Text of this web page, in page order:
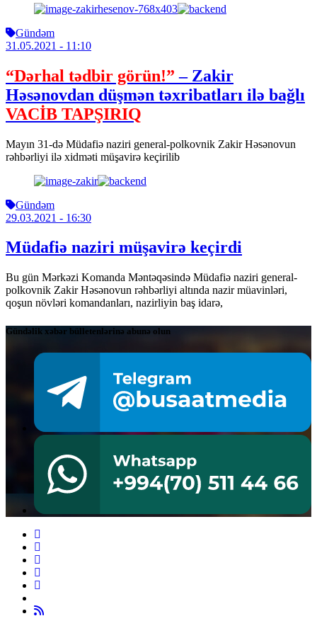
Gündəm
31.05.2021 - 11:10
“Dərhal tədbir görün!” – Zakir
Həsənovdan düşmən təxribatları ilə bağlı
VACİB TAPŞIRIQ
Mayın 31-də Müdafiə naziri general-polkovnik Zakir Həsənovun
rəhbərliyi ilə xidməti müşavirə keçirilib
Gündəm
29.03.2021 - 16:30
Müdafiə naziri müşavirə keçirdi
Bu gün Mərkəzi Komanda Məntəqəsində Müdafiə naziri general-
polkovnik Zakir Həsənovun rəhbərliyi altında nazir müavinləri,
qoşun növləri komandanları, nazirliyin baş idarə,
Gündəlik xəbər bülletenlərinə abunə olun